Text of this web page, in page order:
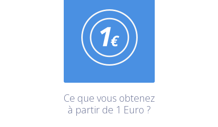
Ce que vous obtenez
à partir de 1 Euro ?